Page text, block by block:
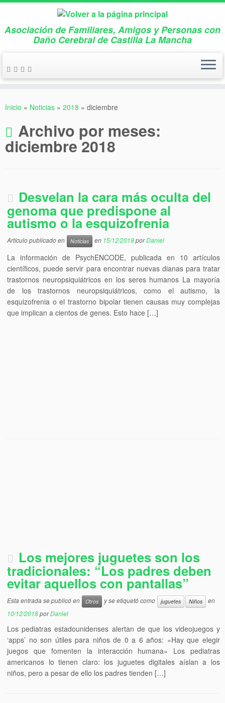
Asociación de Familiares, Amigos y Personas con
Daño Cerebral de Castilla La Mancha
Inicio » Noticias » 2018 » diciembre
Archivo por meses:
diciembre 2018
Desvelan la cara más oculta del
genoma que predispone al
autismo o la esquizofrenia
Artículo publicado en Noticias en 15/12/2018porDaniel
La información de PsychENCODE, publicada en 10 artículos
científicos, puede servir para encontrar nuevas dianas para tratar
trastornos neuropsiquiátricos en los seres humanos La mayoría
de los trastornos neuropsiquiátricos, como el autismo, la
esquizofrenia o el trastorno bipolar tienen causas muy complejas
que implican a cientos de genes. Esto hace […]
Los mejores juguetes son los
tradicionales: “Los padres deben
evitar aquellos con pantallas”
Esta entrada se publicó en Otros y se etiquetó como juguetes Niños
en
10/12/2018porDaniel
Los pediatras estadounidenses alertan de que los videojuegos y
‘apps’ no son útiles para niños de 0 a 6 años: «Hay que elegir
juegos que fomenten la interacción humana» Los pediatras
americanos lo tienen claro: los juguetes digitales aíslan a los
niños, pero a pesar de ello los padres tienden […]